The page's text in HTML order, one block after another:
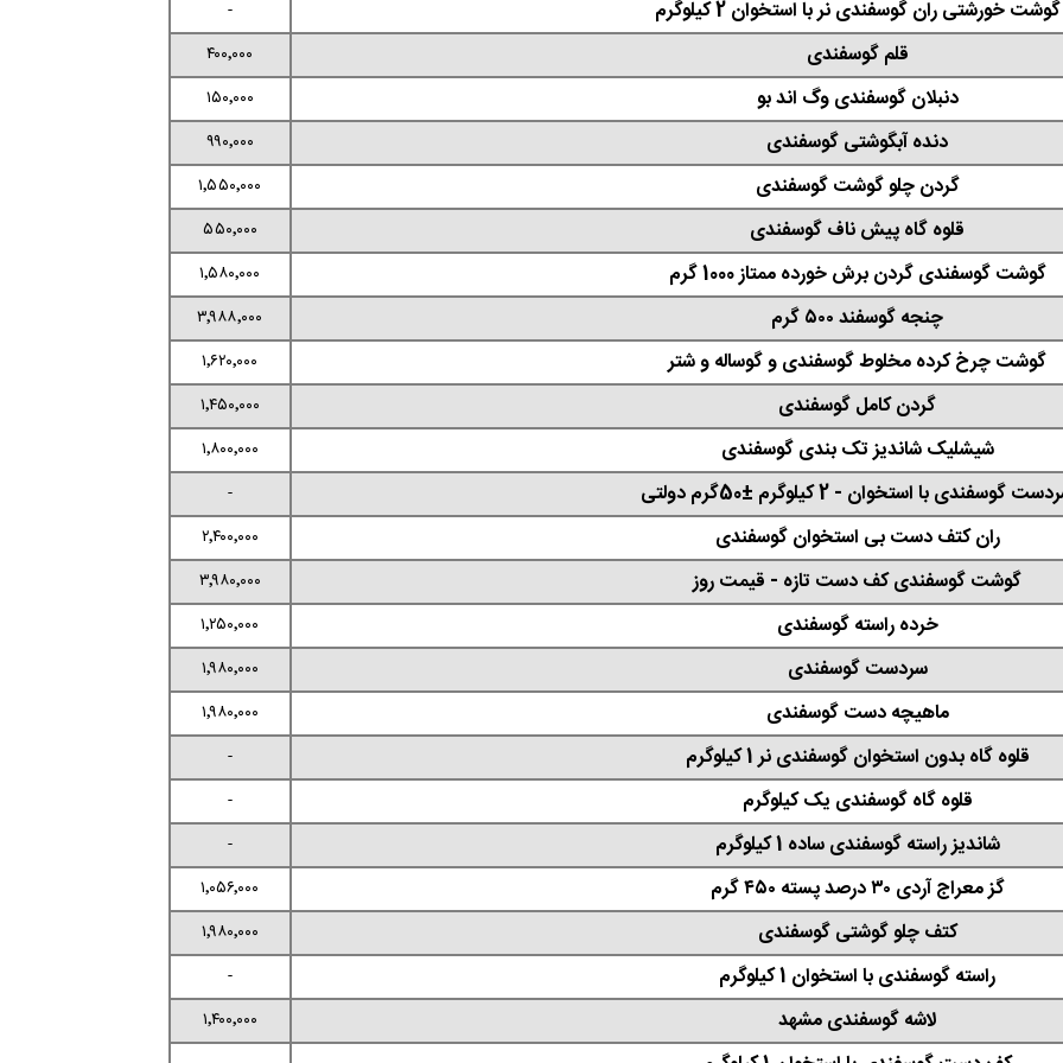
گوشت خورشتی ران گوسفندی نر با استخوان 2 کیلوگرم -
قلم گوسفندی ۴۰۰٬۰۰۰
دنبلان گوسفندی وگ اند بو ۱۵۰٬۰۰۰
دنده آبگوشتی گوسفندی ۹۹۰٬۰۰۰
گردن چلو گوشت گوسفندی ۱٬۵۵۰٬۰۰۰
قلوه‌ گاه پیش ناف گوسفندی ۵۵۰٬۰۰۰
گوشت گوسفندی گردن برش خورده ممتاز 1000 گرم ۱٬۵۸۰٬۰۰۰
چنجه گوسفند ۵۰۰ گرم ۳٬۹۸۸٬۰۰۰
گوشت چرخ کرده مخلوط گوسفندی و گوساله و شتر ۱٬۶۲۰٬۰۰۰
گردن کامل گوسفندی ۱٬۴۵۰٬۰۰۰
شیشلیک شاندیز تک بندی گوسفندی ۱٬۸۰۰٬۰۰۰
گوسفندی با استخوان - 2 کیلوگرم ±50گرم دولتی -
ران کتف دست بی استخوان گوسفندی ۲٬۴۰۰٬۰۰۰
گوشت گوسفندی کف دست تازه - قیمت روز ۳٬۹۸۰٬۰۰۰
خرده راسته گوسفندی ۱٬۲۵۰٬۰۰۰
سردست گوسفندی ۱٬۹۸۰٬۰۰۰
ماهیچه دست گوسفندی ۱٬۹۸۰٬۰۰۰
قلوه گاه بدون استخوان گوسفندی نر 1 کیلوگرم -
قلوه گاه گوسفندی یک کیلوگرم -
شاندیز راسته گوسفندی ساده 1 کیلوگرم -
گز معراج آردی ۳۰ درصد پسته ۴۵۰ گرم ۱٬۰۵۶٬۰۰۰
کتف چلو گوشتی گوسفندی ۱٬۹۸۰٬۰۰۰
راسته گوسفندی با استخوان 1 کیلوگرم -
لاشه گوسفندی مشهد ۱٬۴۰۰٬۰۰۰